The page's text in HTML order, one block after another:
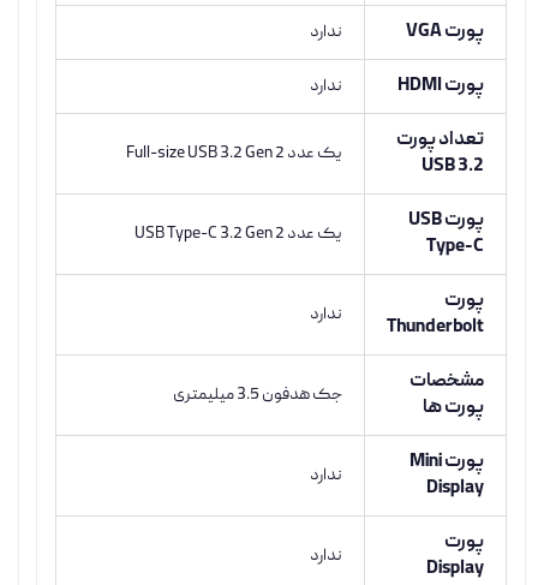
پورت VGA ندارد
پورت HDMI ندارد
تعداد پورت
USB 3.2
یک عدد Full-size USB 3.2 Gen 2
پورت USB
Type-C
یک عدد USB Type-C 3.2 Gen 2
پورت
Thunderbolt
ندارد
مشخصات
پورت ها
جک هدفون 3.5 میلیمتری
پورت Mini
Display
ندارد
پورت
Display
ندارد